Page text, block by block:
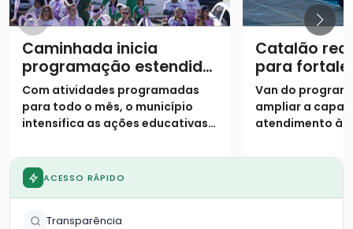
Caminhada inicia
programação estendida
do Agosto Lilás
Com atividades programadas
para todo o mês, o município
intensifica as ações educativas e
violência contra a mulher
Catalão
para
assistência
Van do
ampliar a
atendimento às
município
ACESSO RÁPIDO
Transparência